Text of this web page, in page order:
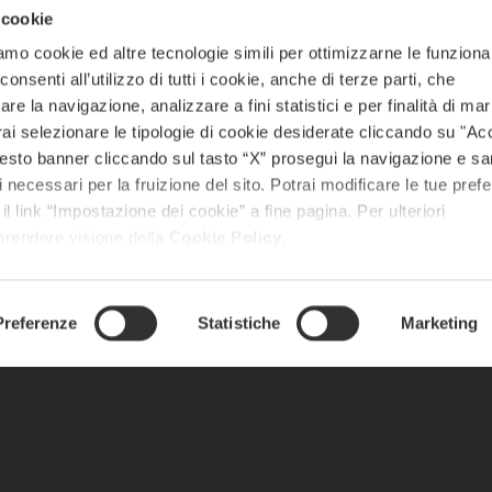
cookie ed altre tecnologie simili per ottimizzarne le
all’utilizzo di tutti i cookie, anche di terze parti, che
la navigazione, analizzare a fini statistici e per finalità di
selezionare le tipologie di cookie desiderate cliccando su
banner cliccando sul tasto “X” prosegui la navigazione e
per la fruizione del sito. Potrai modificare le tue
link “Impostazione dei cookie” a fine pagina. Per ulteriori
Cookie Policy
Statistiche Marketing
Fiorentina
Costata
Hamburger
Il Barbecue
Il Filetto
Il Macinato
Ricette
Notizie
Newsletter
PAGAMENTI